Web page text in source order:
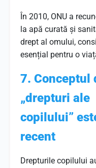
În 2010, ONU a
la apă curată și
drept al omului,
esențial pentru o
7. Conceptul
„drepturi ale
copilului”
recent
Drepturile copilului